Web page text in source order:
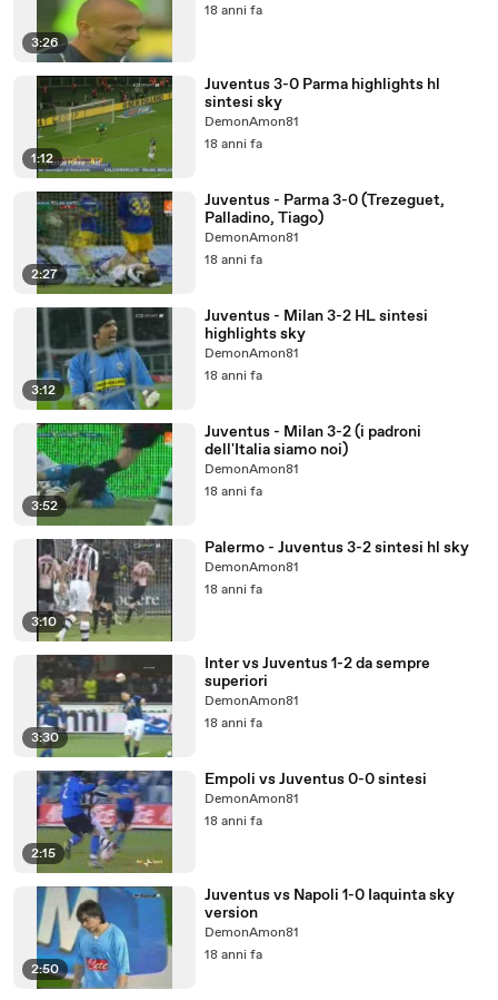
3:26
18 anni fa
1:12
Juventus 3-0 Parma highlights hl
sintesi sky
DemonAmon81
18 anni fa
2:27
Juventus - Parma 3-0 (Trezeguet,
Palladino, Tiago)
DemonAmon81
18 anni fa
3:12
Juventus - Milan 3-2 HL sintesi
highlights sky
DemonAmon81
18 anni fa
3:52
Juventus - Milan 3-2 (i padroni
dell'Italia siamo noi)
DemonAmon81
18 anni fa
3:10
Palermo - Juventus 3-2 sintesi hl sky
DemonAmon81
18 anni fa
3:30
Inter vs Juventus 1-2 da sempre
superiori
DemonAmon81
18 anni fa
2:15
Empoli vs Juventus 0-0 sintesi
DemonAmon81
18 anni fa
2:50
Juventus vs Napoli 1-0 Iaquinta sky
version
DemonAmon81
18 anni fa